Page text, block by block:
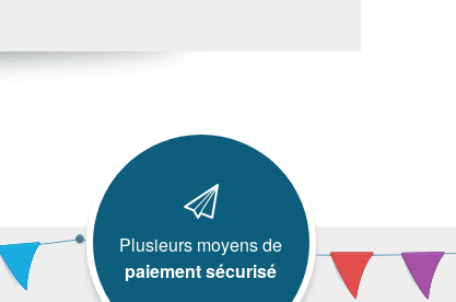
Plusieurs moyens de
paiement sécurisé